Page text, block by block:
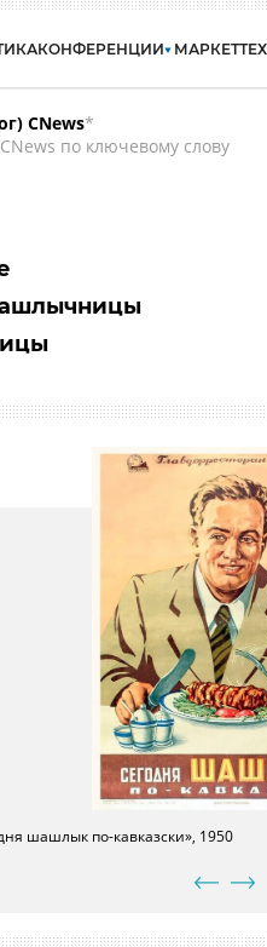
КОНФЕРЕНЦИИ МАРКЕТ
CNews*
по ключевому слову
шашлык по-кавказски», 1950